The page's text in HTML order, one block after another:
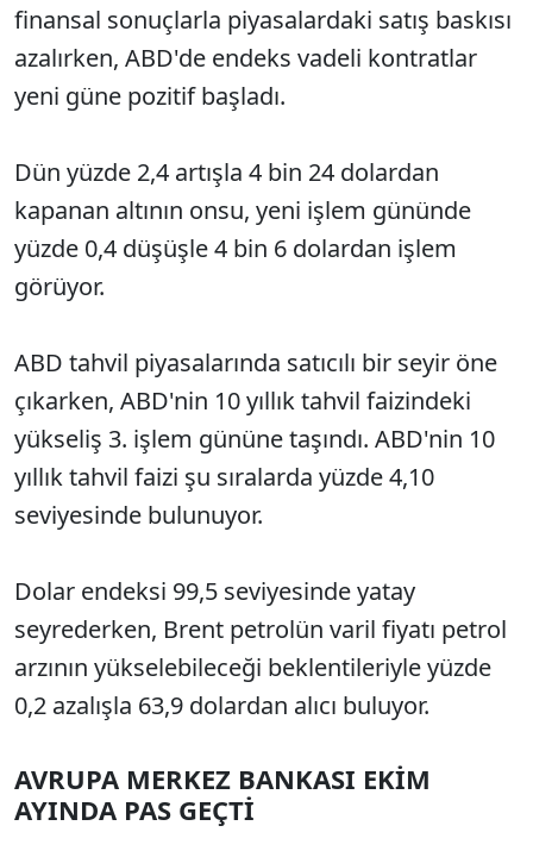
finansal sonuçlarla piyasalardaki satış baskısı
azalırken, ABD'de endeks vadeli kontratlar
yeni güne pozitif başladı.
Dün yüzde 2,4 artışla 4 bin 24 dolardan
kapanan altının onsu, yeni işlem gününde
yüzde 0,4 düşüşle 4 bin 6 dolardan işlem
görüyor.
ABD tahvil piyasalarında satıcılı bir seyir öne
çıkarken, ABD'nin 10 yıllık tahvil faizindeki
yükseliş 3. işlem gününe taşındı. ABD'nin 10
yıllık tahvil faizi şu sıralarda yüzde 4,10
seviyesinde bulunuyor.
Dolar endeksi 99,5 seviyesinde yatay
seyrederken, Brent petrolün varil fiyatı petrol
arzının yükselebileceği beklentileriyle yüzde
0,2 azalışla 63,9 dolardan alıcı buluyor.
AVRUPA MERKEZ BANKASI EKİM
AYINDA PAS GEÇTİ